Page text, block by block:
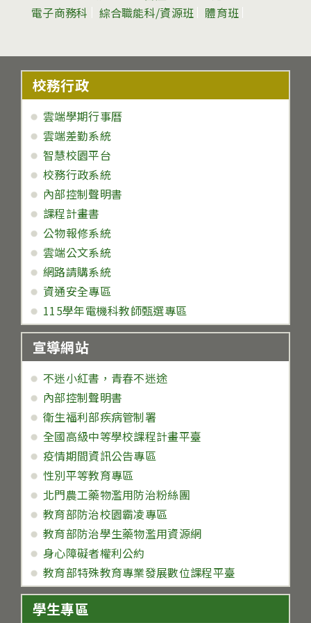
電子商務科
綜合職能科/資源班 體育班
校務行政
雲端學期行事曆
雲端差勤系統
智慧校園平台
校務行政系統
內部控制聲明書
課程計畫書
公物報修系統
雲端公文系統
網路請購系統
資通安全專區
115學年電機科教師甄選專區
宣導網站
不迷小紅書，青春不迷途
內部控制聲明書
衛生福利部疾病管制署
全國高級中等學校課程計畫平臺
疫情期間資訊公告專區
性別平等教育專區
北門農工藥物濫用防治粉絲團
教育部防治校園霸凌專區
教育部防治學生藥物濫用資源網
身心障礙者權利公約
教育部特殊教育專業發展數位課程平臺
學生專區